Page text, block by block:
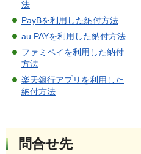
法
PayBを利用した納付方法
au PAYを利用した納付方法
ファミペイを利用した納付
方法
楽天銀行アプリを利用した
納付方法
問合せ先